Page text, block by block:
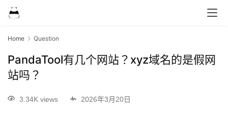
Home Question
PandaTool有几个网站？xyz域名的是假网
站吗？
3.34K views 2026年3月20日